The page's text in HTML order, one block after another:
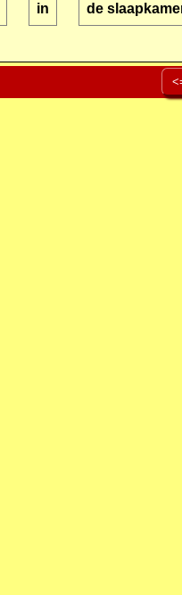
in de